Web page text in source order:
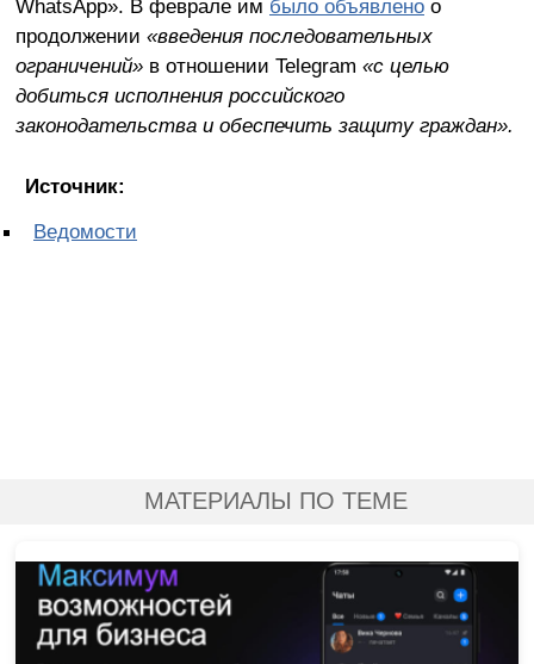
WhatsApp». В феврале им было объявленоо
продолжении «введения последовательных
ограничений»в отношении Telegram «с целью
добиться исполнения российского
законодательства и обеспечить защиту граждан».
Источник:
Ведомости
МАТЕРИАЛЫ ПО ТЕМЕ